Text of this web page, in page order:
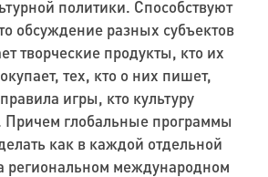
политики. Способствуют
обсуждение разных субъектов
творческие продукты, кто их
тех, кто о них пишет,
игры, кто культуру
Причем глобальные программы
как в каждой отдельной
региональном международном